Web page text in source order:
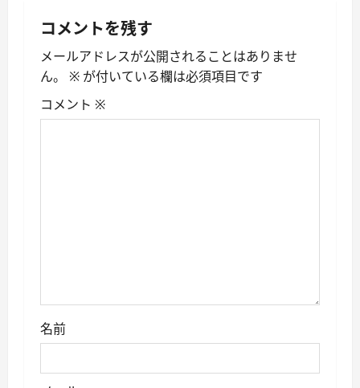
ー
シ
ョ
コメントを残す
メールアドレスが公開されることはありませ
ん。
※ が付いている欄は必須項目です
コメント ※
名前